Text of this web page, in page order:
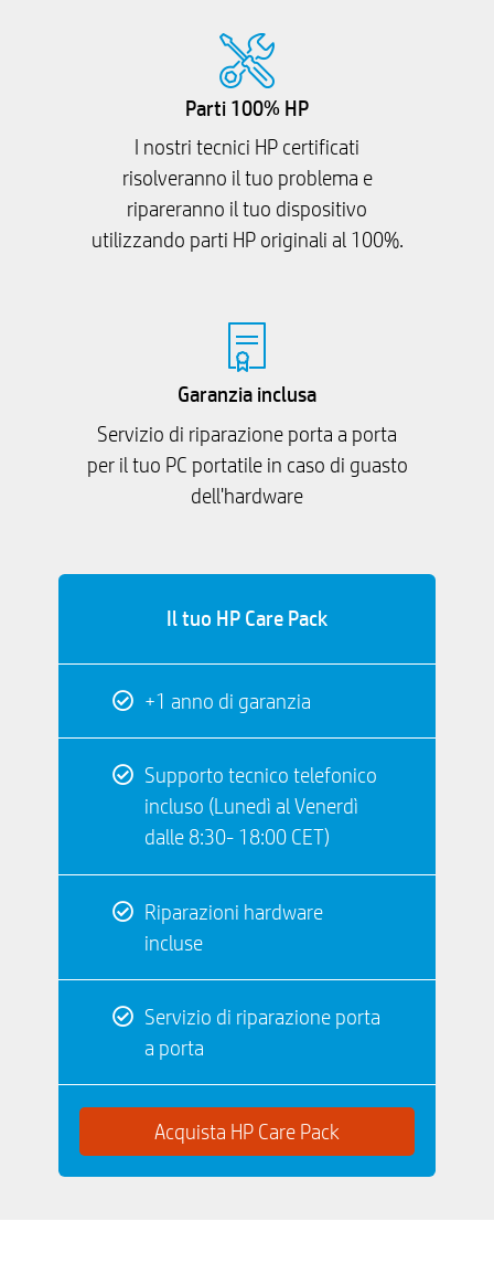
Parti 100% HP
I nostri tecnici HP certificati
risolveranno il tuo problema e
ripareranno il tuo dispositivo
utilizzando parti HP originali al 100%.
Garanzia inclusa
Servizio di riparazione porta a porta
per il tuo PC portatile in caso di guasto
dell'hardware
Il tuo HP Care Pack
+1 anno di garanzia
Supporto tecnico telefonico
incluso (Lunedì al Venerdì
dalle 8:30- 18:00 CET)
Riparazioni hardware
incluse
Servizio di riparazione porta
a porta
Acquista HP Care Pack